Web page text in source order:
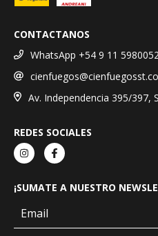
CONTACTANOS
WhatsApp +54 9 11
Av. Independencia 395/397,
REDES SOCIALES
¡SUMATE A NUESTRO